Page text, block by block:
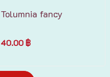
Tolumnia fancy
40.00 ฿